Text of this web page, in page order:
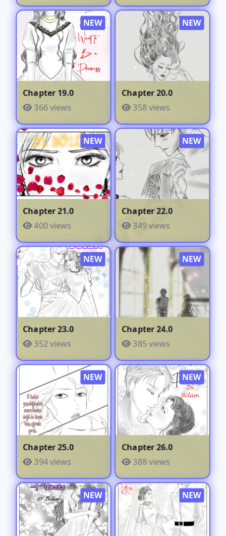
Chapter 19.0
366 views
Chapter 20.0
358 views
Chapter 21.0
400 views
Chapter 22.0
349 views
Chapter 23.0
352 views
Chapter 24.0
385 views
Chapter 25.0
394 views
Chapter 26.0
388 views
DRAWEST